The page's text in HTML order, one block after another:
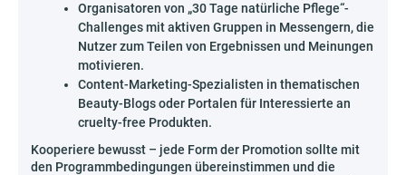
Organisatoren von „30 Tage natürliche Pflege“-
Challenges mit aktiven Gruppen in Messengern, die
Nutzer zum Teilen von Ergebnissen und Meinungen
motivieren.
Content-Marketing-Spezialisten in thematischen
Beauty-Blogs oder Portalen für Interessierte an
cruelty-free Produkten.
Kooperiere bewusst – jede Form der Promotion sollte mit
den Programmbedingungen übereinstimmen und die